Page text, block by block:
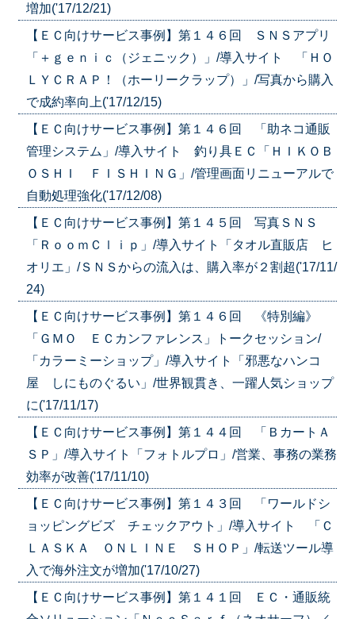
増加('17/12/21)
【ＥＣ向けサービス事例】第１４６回 ＳＮＳアプリ
「＋ｇｅｎｉｃ（ジェニック）」/導入サイト 「ＨＯ
ＬＹＣＲＡＰ！（ホーリークラップ）」/写真から購入
で成約率向上('17/12/15)
【ＥＣ向けサービス事例】第１４６回 「助ネコ通販
管理システム」/導入サイト 釣り具ＥＣ「ＨＩＫＯＢ
ＯＳＨＩ ＦＩＳＨＩＮＧ」/管理画面リニューアルで
自動処理強化('17/12/08)
【ＥＣ向けサービス事例】第１４５回 写真ＳＮＳ
「ＲｏｏｍＣｌｉｐ」/導入サイト「タオル直販店 ヒ
オリエ」/ＳＮＳからの流入は、購入率が２割超('17/11/
24)
【ＥＣ向けサービス事例】第１４６回 《特別編》
「ＧＭＯ ＥＣカンファレンス」トークセッション/
「カラーミーショップ」/導入サイト「邪悪なハンコ
屋 しにものぐるい」/世界観貫き、一躍人気ショップ
に('17/11/17)
【ＥＣ向けサービス事例】第１４４回 「ＢカートＡ
ＳＰ」/導入サイト「フォトルプロ」/営業、事務の業務
効率が改善('17/11/10)
【ＥＣ向けサービス事例】第１４３回 「ワールドシ
ョッピングビズ チェックアウト」/導入サイト 「Ｃ
ＬＡＳＫＡ ＯＮＬＩＮＥ ＳＨＯＰ」/転送ツール導
入で海外注文が増加('17/10/27)
【ＥＣ向けサービス事例】第１４１回 ＥＣ・通販統